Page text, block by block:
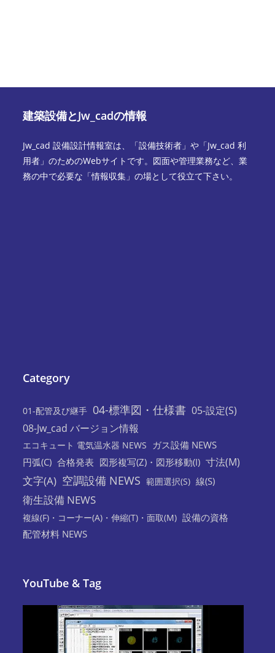
建築設備とJw_cadの情報
Jw_cad 設備設計情報室は、「設備技術者」や「Jw_cad 利
用者」のためのWebサイトです。図面や管理業務など、業
務の中で必要な「情報収集」の場として役立て下さい。
Category
01-配管及び継手 04-標準図・仕様書 05-設定(S)
08-Jw_cad バージョン情報
エコキュート 電気温水器 NEWS
ガス設備 NEWS
円弧(C) 合格発表 図形複写(Z)・図形移動(I) 寸法(M)
文字(A) 空調設備 NEWS 範囲選択(S) 線(S)
衛生設備 NEWS
複線(F)・コーナー(A)・伸縮(T)・面取(M) 設備の資格
配管材料 NEWS
YouTube & Tag